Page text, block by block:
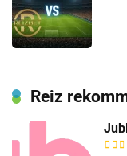
Reiz